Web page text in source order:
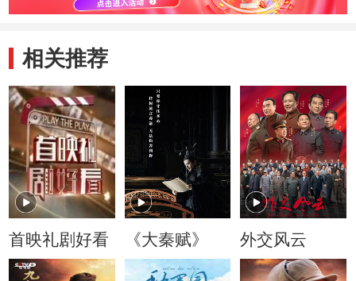
相关推荐
首映礼剧好看 《大秦赋》 外交风云